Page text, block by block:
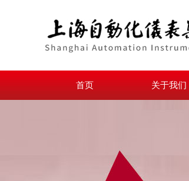
首页 关于我们